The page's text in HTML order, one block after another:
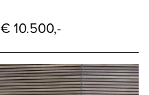
€ 10.500,-